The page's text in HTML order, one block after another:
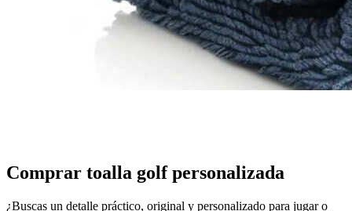
Comprar toalla golf personalizada
¿Buscas un detalle práctico, original y personalizado para jugar o